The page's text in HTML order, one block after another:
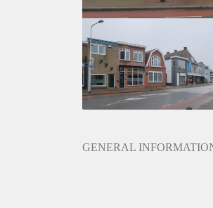
onjuistheden kunnen geen
GENERAL